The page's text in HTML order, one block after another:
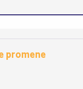
promene